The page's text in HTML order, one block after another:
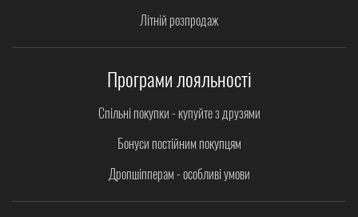
Літній розпродаж
Програми лояльності
Спільні покупки - купуйте з друзями
Бонуси постійним покупцям
Дропшіпперам - особливі умови